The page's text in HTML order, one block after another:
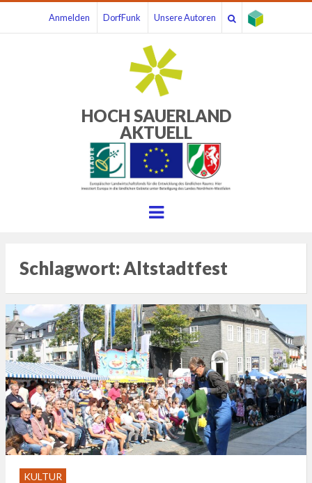
Anmelden DorfFunk Unsere Autoren
HOCH SAUERLAND
AKTUELL
Menu
Schlagwort:Altstadtfest
KULTUR